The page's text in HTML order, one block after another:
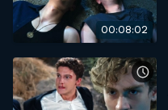
00:08:02